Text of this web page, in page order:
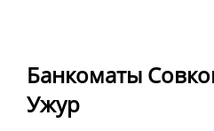
Банкоматы
Ужур